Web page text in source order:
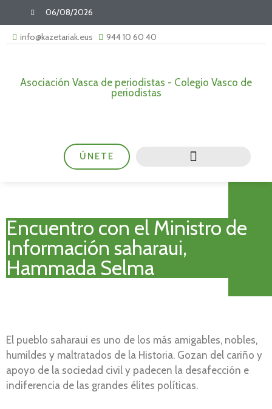
06/08/2026
info@kazetariak.eus 944 10 60 40
Asociación Vasca de periodistas - Colegio Vasco de
periodistas
ÚNETE
Encuentro con el Ministro de
Información saharaui,
Hammada Selma
El pueblo saharaui es uno de los más amigables, nobles,
humildes y maltratados de la Historia. Gozan del cariño y
apoyo de la sociedad civil y padecen la desafección e
indiferencia de las grandes élites políticas.